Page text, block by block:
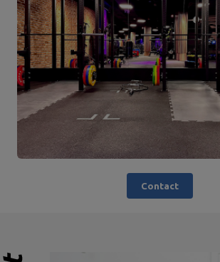
Contact